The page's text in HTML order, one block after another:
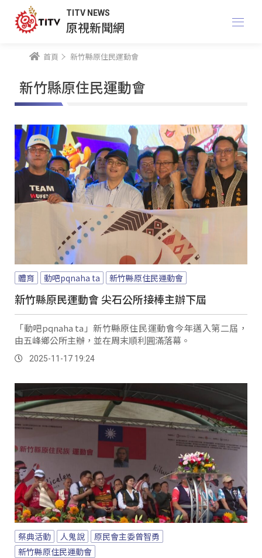
TITV NEWS
原視新聞網
首頁 新竹縣原住民運動會
新竹縣原住民運動會
體育 動吧pqnaha ta 新竹縣原住民運動會
新竹縣原民運動會 尖石公所接棒主辦下屆
「動吧pqnaha ta」新竹縣原住民運動會今年邁入第二屆，
由五峰鄉公所主辦，並在周末順利圓滿落幕。
2025-11-17 19:24
祭典活動 人鬼說
原民會主委曾智勇
新竹縣原住民運動會